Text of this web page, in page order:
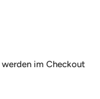
werden im Checkout